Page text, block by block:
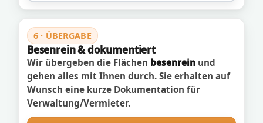
6 · ÜBERGABE
Besenrein & dokumentiert
Wir übergeben die Flächen besenrein und
gehen alles mit Ihnen durch. Sie erhalten auf
Wunsch eine kurze Dokumentation für
Verwaltung/Vermieter.